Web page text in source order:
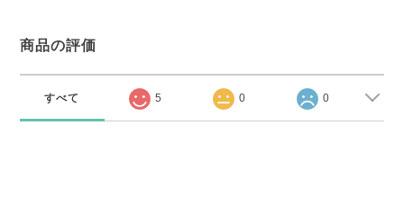
商品の評価
すべて 5 0 0